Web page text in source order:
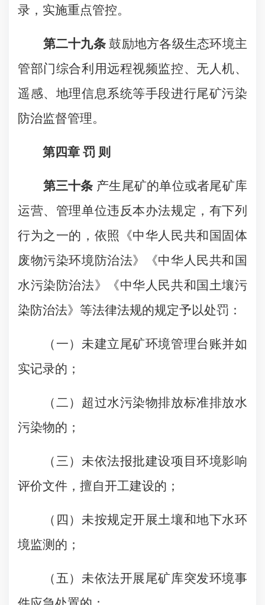
录，实施重点管控。
第二十九条鼓励地方各级生态环境主
管部门综合利用远程视频监控、无人机、
遥感、地理信息系统等手段进行尾矿污染
防治监督管理。
第四章 罚 则
第三十条 产生尾矿的单位或者尾矿库
运营、管理单位违反本办法规定，有下列
行为之一的，依照《中华人民共和国固体
废物污染环境防治法》《中华人民共和国
水污染防治法》《中华人民共和国土壤污
染防治法》等法律法规的规定予以处罚：
（一）未建立尾矿环境管理台账并如
实记录的；
（二）超过水污染物排放标准排放水
污染物的；
（三）未依法报批建设项目环境影响
评价文件，擅自开工建设的；
（四）未按规定开展土壤和地下水环
境监测的；
（五）未依法开展尾矿库突发环境事